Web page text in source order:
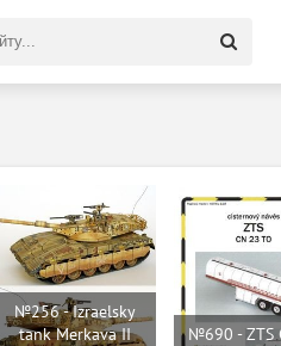
№256 - Izraelsky
tank Merkava II
№690 - ZTS